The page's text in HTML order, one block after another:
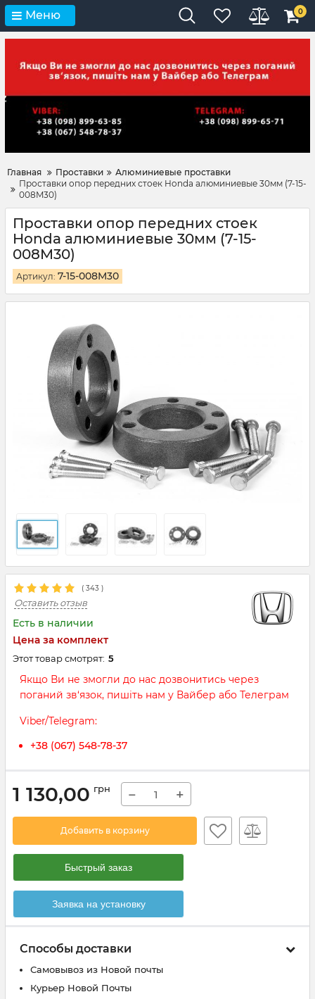
Меню 0
Главная Проставки
Алюминиевые проставки
Проставки опор передних стоек Honda алюминиевые 30мм (7-15-
008M30)
Проставки опор передних стоек
Honda алюминиевые 30мм (7-15-
008M30)
Артикул: 7-15-008M30
( 343 )
Оставить отзыв
Есть в наличии
Цена за комплект
Этот товар смотрят: 5
Якщо Ви не змогли до нас дозвонитись через
поганий зв‘язок, пишіть нам у Вайбер або Телеграм
Viber/Telegram:
+38 (067) 548-78-37
1 130,00 грн − +
Добавить в корзину
Быстрый заказ
Заявка на установку
Способы доставки
Самовывоз из Новой почты
Курьер Новой Почты